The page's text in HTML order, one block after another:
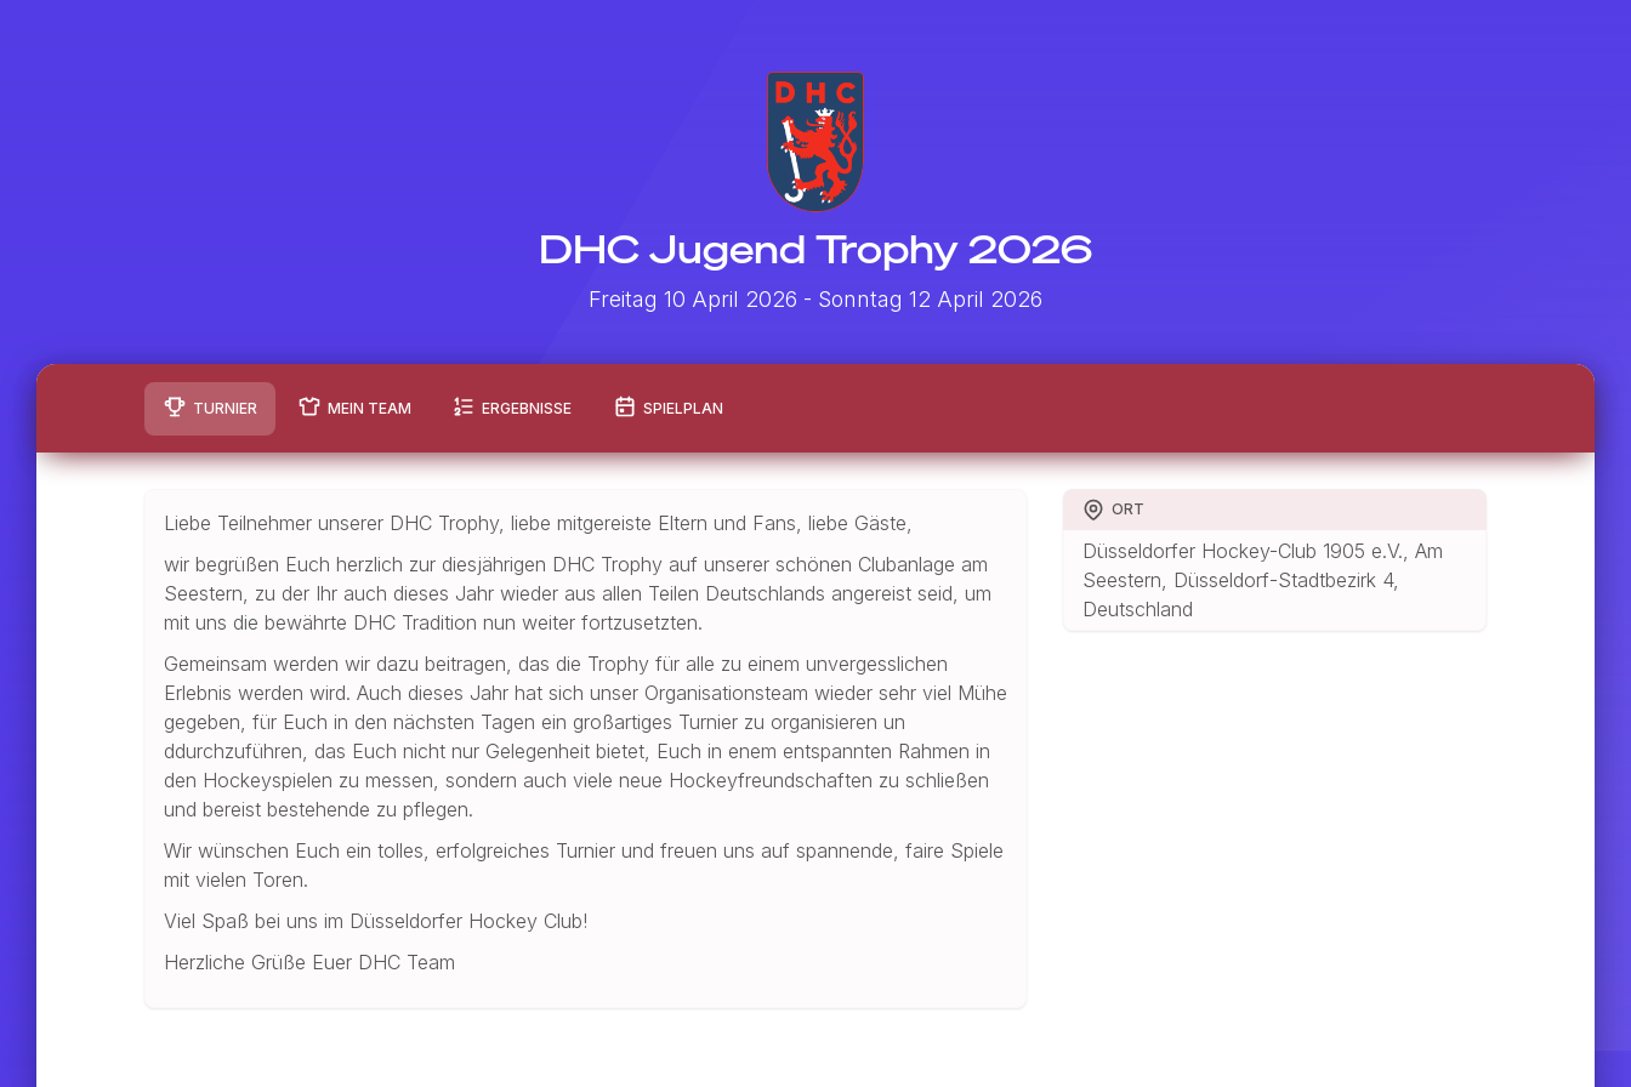
DHC Jugend Trophy 2026
Freitag 10 April 2026 - Sonntag 12 April 2026
TURNIER MEIN TEAM ERGEBNISSE SPIELPLAN
Liebe Teilnehmer unserer DHC Trophy, liebe mitgereiste Eltern und Fans, liebe Gäste,
wir begrüßen Euch herzlich zur diesjährigen DHC Trophy auf unserer schönen Clubanlage am
Seestern, zu der Ihr auch dieses Jahr wieder aus allen Teilen Deutschlands angereist seid, um
mit uns die bewährte DHC Tradition nun weiter fortzusetzten.
Gemeinsam werden wir dazu beitragen, das die Trophy für alle zu einem unvergesslichen
Erlebnis werden wird. Auch dieses Jahr hat sich unser Organisationsteam wieder sehr viel Mühe
gegeben, für Euch in den nächsten Tagen ein großartiges Turnier zu organisieren un
ddurchzuführen, das Euch nicht nur Gelegenheit bietet, Euch in enem entspannten Rahmen in
den Hockeyspielen zu messen, sondern auch viele neue Hockeyfreundschaften zu schließen
und bereist bestehende zu pflegen.
Wir wünschen Euch ein tolles, erfolgreiches Turnier und freuen uns auf spannende, faire Spiele
mit vielen Toren.
Viel Spaß bei uns im Düsseldorfer Hockey Club!
Herzliche Grüße Euer DHC Team
ORT
Düsseldorfer Hockey-Club 1905 e.V., Am
Seestern, Düsseldorf-Stadtbezirk 4,
Deutschland